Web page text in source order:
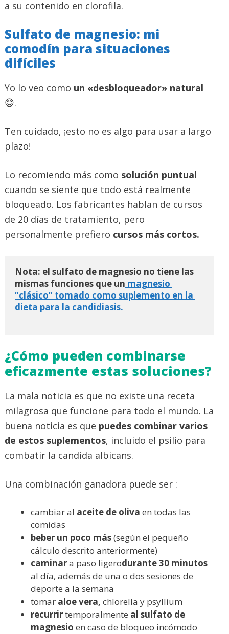
a su contenido en clorofila.
Sulfato de magnesio: mi
comodín para situaciones
difíciles
Yo lo veo como un «desbloqueador» natural
😊.
Ten cuidado, ¡esto no es algo para usar a largo
plazo!
Lo recomiendo más como solución puntual
cuando se siente que todo está realmente
bloqueado. Los fabricantes hablan de cursos
de 20 días de tratamiento, pero
personalmente prefiero cursos más cortos.
Nota: el sulfato de magnesio no tiene las
mismas funciones que un magnesio
“clásico” tomado como suplemento en la
dieta para la candidiasis.
¿Cómo pueden combinarse
eficazmente estas soluciones?
La mala noticia es que no existe una receta
milagrosa que funcione para todo el mundo. La
buena noticia es que puedes combinar varios
de estos suplementos, incluido el psilio para
combatir la candida albicans.
Una combinación ganadora puede ser :
cambiar al aceite de oliva en todas las
comidas
beber un poco más(según el pequeño
cálculo descrito anteriormente)
caminara paso ligerodurante 30 minutos
al día, además de una o dos sesiones de
deporte a la semana
tomar aloe vera, chlorella y psyllium
recurrirtemporalmente al sulfato de
magnesio en caso de bloqueo incómodo